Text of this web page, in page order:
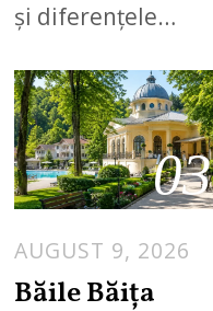
și diferențele…
03
AUGUST 9, 2026
Băile Băița